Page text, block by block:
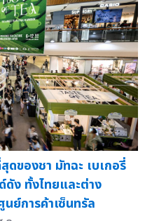
ดของชา มัทฉะ เบเกอรี่
ง ทั้งไทยและต่าง
ย์การค้าเซ็นทรัล